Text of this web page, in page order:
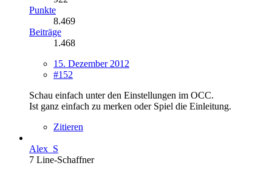
Punkte
8.469
Beiträge
1.468
15. Dezember 2012
#152
Schau einfach unter den Einstellungen im OCC.
Ist ganz einfach zu merken oder Spiel die Einleitung.
Zitieren
Alex_S
7 Line-Schaffner